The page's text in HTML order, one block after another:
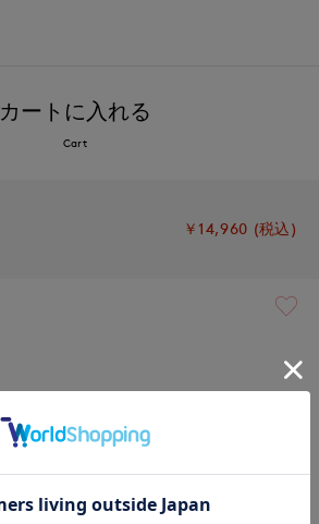
カートに入れる
Cart
￥14,960 (税込)